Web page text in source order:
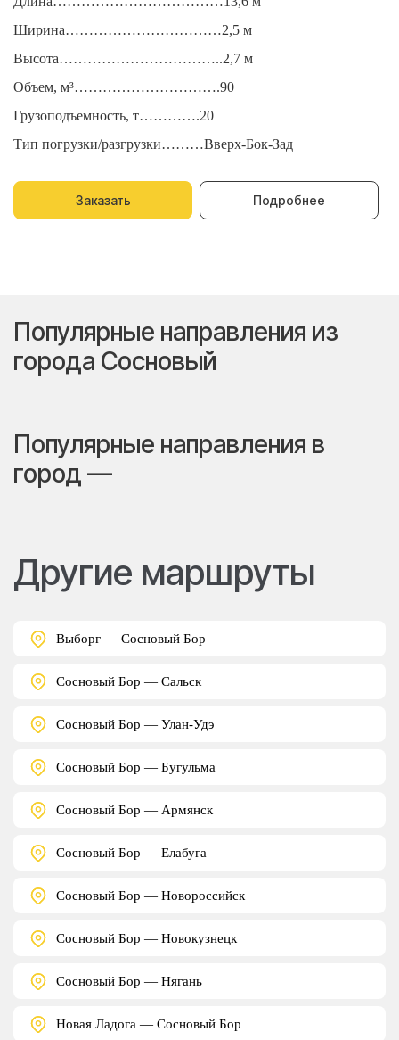
Ширина……………………………2,5 м
Высота……………………………..2,7 м
Объем, м³………………………….90
Грузоподъемность, т………….20
Тип погрузки/разгрузки………Вверх-Бок-Зад
Заказать Подробнее
Популярные направления из
города Сосновый
Популярные направления в
город —
Другие маршруты
Выборг — Сосновый Бор
Сосновый Бор — Сальск
Сосновый Бор — Улан-Удэ
Сосновый Бор — Бугульма
Сосновый Бор — Армянск
Сосновый Бор — Елабуга
Сосновый Бор — Новороссийск
Сосновый Бор — Новокузнецк
Сосновый Бор — Нягань
Новая Ладога — Сосновый Бор